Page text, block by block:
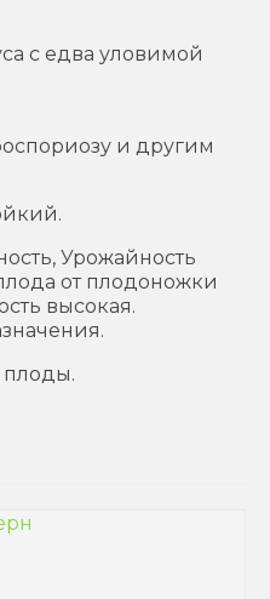
с едва уловимой
и другим
Урожайность
от плодоножки
высокая.
плоды.